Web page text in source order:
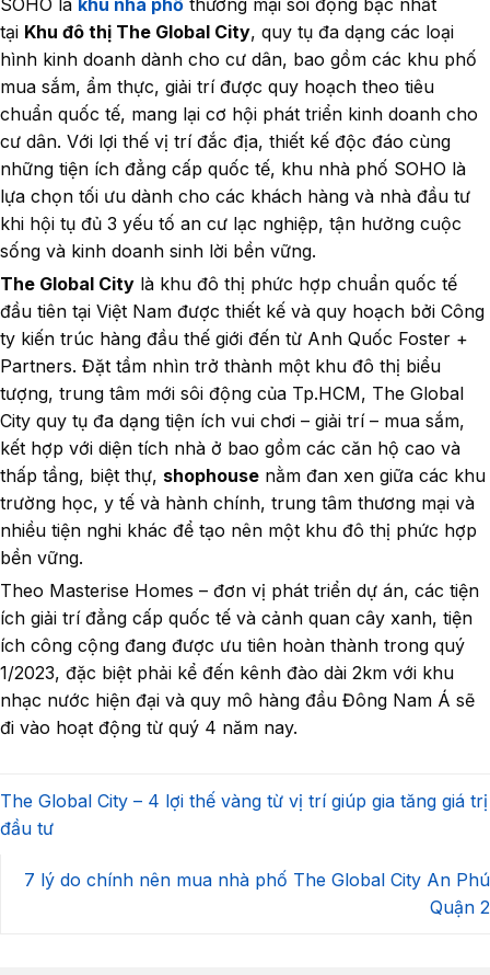
SOHO là khu nhà phố thương mại sôi động bậc nhất
tại Khu đô thị The Global City, quy tụ đa dạng các loại
hình kinh doanh dành cho cư dân, bao gồm các khu phố
mua sắm, ẩm thực, giải trí được quy hoạch theo tiêu
chuẩn quốc tế, mang lại cơ hội phát triển kinh doanh cho
cư dân. Với lợi thế vị trí đắc địa, thiết kế độc đáo cùng
những tiện ích đẳng cấp quốc tế, khu nhà phố SOHO là
lựa chọn tối ưu dành cho các khách hàng và nhà đầu tư
khi hội tụ đủ 3 yếu tố an cư lạc nghiệp, tận hưởng cuộc
sống và kinh doanh sinh lời bền vững.
The Global City là khu đô thị phức hợp chuẩn quốc tế
đầu tiên tại Việt Nam được thiết kế và quy hoạch bởi Công
ty kiến trúc hàng đầu thế giới đến từ Anh Quốc Foster +
Partners. Đặt tầm nhìn trở thành một khu đô thị biểu
tượng, trung tâm mới sôi động của Tp.HCM, The Global
City quy tụ đa dạng tiện ích vui chơi – giải trí – mua sắm,
kết hợp với diện tích nhà ở bao gồm các căn hộ cao và
thấp tầng, biệt thự, shophouse nằm đan xen giữa các khu
trường học, y tế và hành chính, trung tâm thương mại và
nhiều tiện nghi khác để tạo nên một khu đô thị phức hợp
bền vững.
Theo Masterise Homes – đơn vị phát triển dự án, các tiện
ích giải trí đẳng cấp quốc tế và cảnh quan cây xanh, tiện
ích công cộng đang được ưu tiên hoàn thành trong quý
1/2023, đặc biệt phải kể đến kênh đào dài 2km với khu
nhạc nước hiện đại và quy mô hàng đầu Đông Nam Á sẽ
đi vào hoạt động từ quý 4 năm nay.
The Global City – 4 lợi thế vàng từ vị trí giúp gia tăng giá trị
đầu tư
7 lý do chính nên mua nhà phố The Global City An Phú
Quận 2